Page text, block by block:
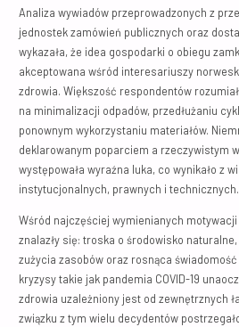
Analiza wywiadów przeprowadzonych z
jednostek zamówień publicznych oraz
wykazała, że idea gospodarki o obiegu
akceptowana wśród interesariuszy
zdrowia. Większość respondentów
na minimalizacji odpadów, przedłużaniu
ponownym wykorzystaniu materiałów.
deklarowanym poparciem a rzeczywistym
występowała wyraźna luka, co wynikało z
instytucjonalnych, prawnych i technicznych.
Wśród najczęściej wymienianych motywacji
znalazły się: troska o środowisko
zużycia zasobów oraz rosnąca
kryzysy takie jak pandemia COVID-19
zdrowia uzależniony jest od zewnętrznych
związku z tym wielu decydentów